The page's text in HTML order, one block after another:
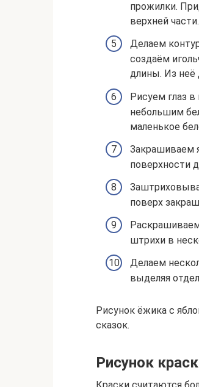
прожилки.
верхней части.
Делаем
создаём
длины. Из неё
Рисуем глаз в
небольшим
маленькое
Закрашиваем
поверхности
поверх
штрихи в
Делаем
выделяя
Рисунок ёжика с
сказок.
Рисунок